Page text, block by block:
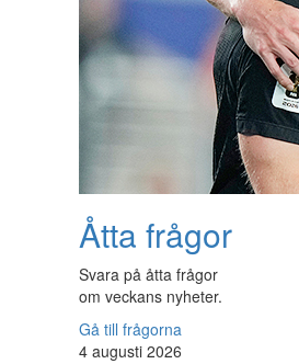
Åtta frågor
Svara på åtta frågor
om veckans nyheter.
Gå till frågorna
4 augusti 2026